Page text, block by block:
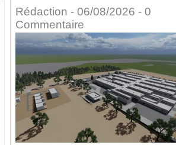
Rédaction - 06/08/2026 - 0
Commentaire